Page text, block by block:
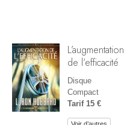
L’augmentation
de l’efficacité
Disque
Compact
Tarif 15 €